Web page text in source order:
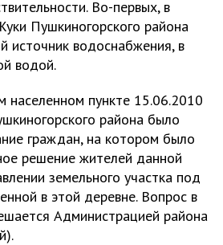
Во-первых, в
Пушкиногорского района
источник водоснабжения, в
водой.
населенном пункте 15.06.2010
района было
граждан, на котором было
решение жителей данной
земельного участка под
в этой деревне. Вопрос в
Администрацией района